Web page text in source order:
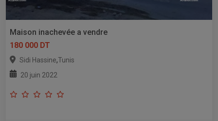
Maison inachevée a vendre
180 000 DT
Sidi Hassine,Tunis
20 juin 2022